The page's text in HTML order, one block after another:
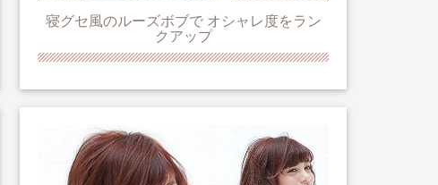
寝グセ風のルーズボブで オシャレ度をラン
クアップ